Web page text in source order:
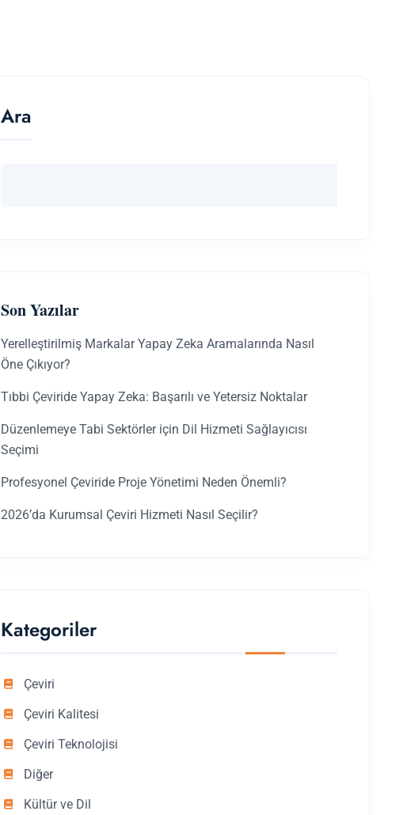
Ara
Son Yazılar
Yerelleştirilmiş Markalar Yapay Zeka Aramalarında Nasıl
Öne Çıkıyor?
Tıbbi Çeviride Yapay Zeka: Başarılı ve Yetersiz Noktalar
Düzenlemeye Tabi Sektörler için Dil Hizmeti Sağlayıcısı
Seçimi
Profesyonel Çeviride Proje Yönetimi Neden Önemli?
2026’da Kurumsal Çeviri Hizmeti Nasıl Seçilir?
Kategoriler
Çeviri
Çeviri Kalitesi
Çeviri Teknolojisi
Diğer
Kültür ve Dil